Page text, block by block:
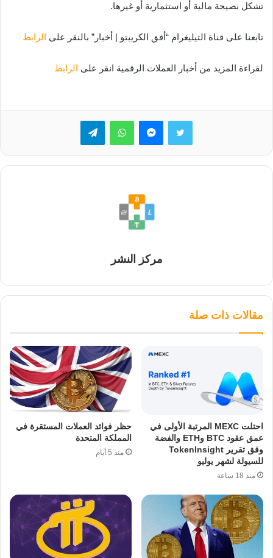
تشكل نصيحة مالية أو استثمارية أو غيرها.
تابعنا على قناة التيليغرام “أفق الكريبتو | أخبار” بالنقر على الرابط
لقراءة المزيد من أخبار العملات الرقمية انقر على الرابط
تويتر ماسنجرواتساب تيلقرام
مركز النشر
مقالات ذات صلة
احتلت MEXC المرتبة الأولى في
عمق عقود BTC وETH والفضة
وفق تقرير TokenInsight
للسيولة لشهر يوليو
منذ 18 ساعة
حظر فوائد العملات المستقرة في
المملكة المتحدة
منذ 5 أيام